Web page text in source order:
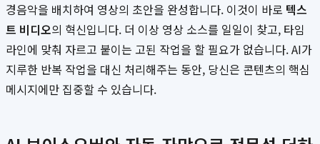
경음악을 배치하여 영상의 초안을 완성합니다. 이것이 바로 텍스
트 비디오의 혁신입니다. 더 이상 영상 소스를 일일이 찾고, 타임
라인에 맞춰 자르고 붙이는 고된 작업을 할 필요가 없습니다. AI가
지루한 반복 작업을 대신 처리해주는 동안, 당신은 콘텐츠의 핵심
메시지에만 집중할 수 있습니다.